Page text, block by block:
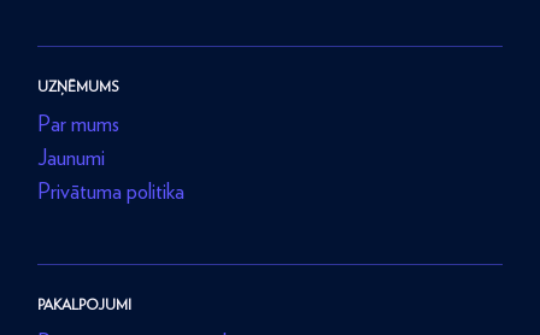
UZŅĒMUMS
Par mums
Jaunumi
Privātuma politika
PAKALPOJUMI